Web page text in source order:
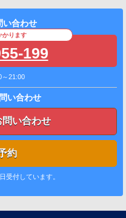
い合わせ
かります
199
～21:00
い合わせ
問い合わせ
約
受付しています。